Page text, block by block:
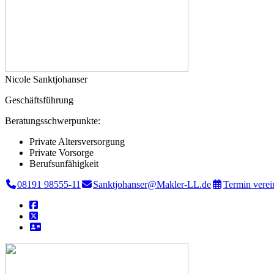
Nicole Sanktjohanser
Geschäftsführung
Beratungsschwerpunkte:
Private Altersversorgung
Private Vorsorge
Berufsunfähigkeit
08191 98555-11
Sanktjohanser@Makler-LL.de Termin